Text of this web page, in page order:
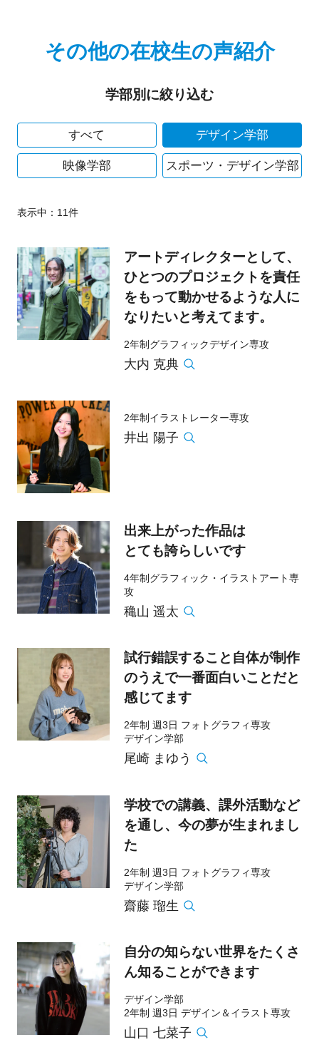
その他の在校生の声紹介
学部別に絞り込む
すべて デザイン学部
映像学部 スポーツ・デザイン学部
表示中： 11件
アートディレクターとして、
ひとつのプロジェクトを責任
をもって動かせるような人に
なりたいと考えてます。
2年制グラフィックデザイン専攻
大内 克典
2年制イラストレーター専攻
井出 陽子
出来上がった作品は
とても誇らしいです
4年制グラフィック・イラストアート専
攻
穐山 遥太
試行錯誤すること自体が制作
のうえで一番面白いことだと
感じてます
2年制 週3日 フォトグラフィ専攻
デザイン学部
尾崎 まゆう
学校での講義、課外活動など
を通し、今の夢が生まれまし
た
2年制 週3日 フォトグラフィ専攻
デザイン学部
齋藤 瑠生
自分の知らない世界をたくさ
ん知ることができます
デザイン学部
2年制 週3日 デザイン＆イラスト専攻
山口 七菜子